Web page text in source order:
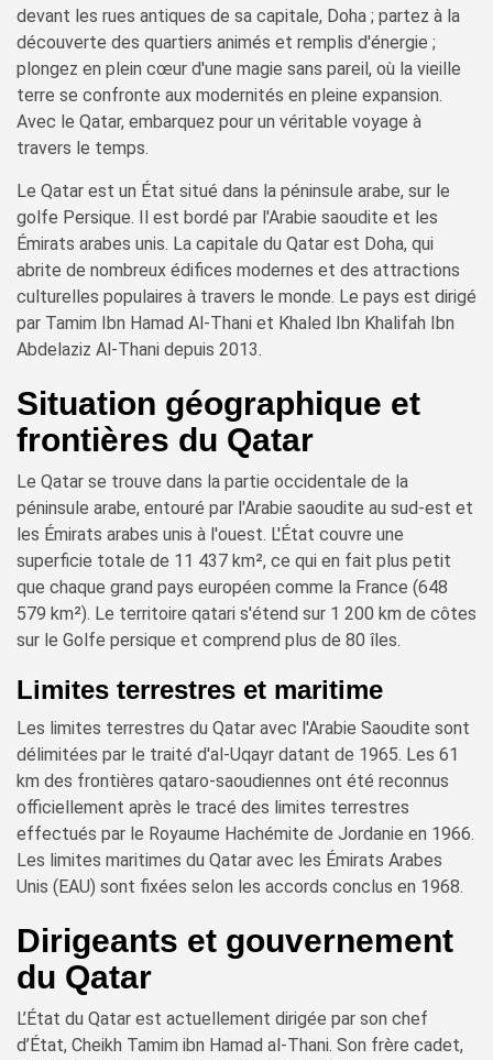
devant les rues antiques de sa capitale, Doha ; partez à la
découverte des quartiers animés et remplis d'énergie ;
plongez en plein cœur d'une magie sans pareil, où la vieille
terre se confronte aux modernités en pleine expansion.
Avec le Qatar, embarquez pour un véritable voyage à
travers le temps.
Le Qatar est un État situé dans la péninsule arabe, sur le
golfe Persique. Il est bordé par l'Arabie saoudite et les
Émirats arabes unis. La capitale du Qatar est Doha, qui
abrite de nombreux édifices modernes et des attractions
culturelles populaires à travers le monde. Le pays est dirigé
par Tamim Ibn Hamad Al-Thani et Khaled Ibn Khalifah Ibn
Abdelaziz Al-Thani depuis 2013.
Situation géographique et
frontières du Qatar
Le Qatar se trouve dans la partie occidentale de la
péninsule arabe, entouré par l'Arabie saoudite au sud-est et
les Émirats arabes unis à l'ouest. L'État couvre une
superficie totale de 11 437 km², ce qui en fait plus petit
que chaque grand pays européen comme la France (648
579 km²). Le territoire qatari s'étend sur 1 200 km de côtes
sur le Golfe persique et comprend plus de 80 îles.
Limites terrestres et maritime
Les limites terrestres du Qatar avec l'Arabie Saoudite sont
délimitées par le traité d'al-Uqayr datant de 1965. Les 61
km des frontières qataro-saoudiennes ont été reconnus
officiellement après le tracé des limites terrestres
effectués par le Royaume Hachémite de Jordanie en 1966.
Les limites maritimes du Qatar avec les Émirats Arabes
Unis (EAU) sont fixées selon les accords conclus en 1968.
Dirigeants et gouvernement
du Qatar
L’État du Qatar est actuellement dirigée par son chef
d’État, Cheikh Tamim ibn Hamad al-Thani. Son frère cadet,